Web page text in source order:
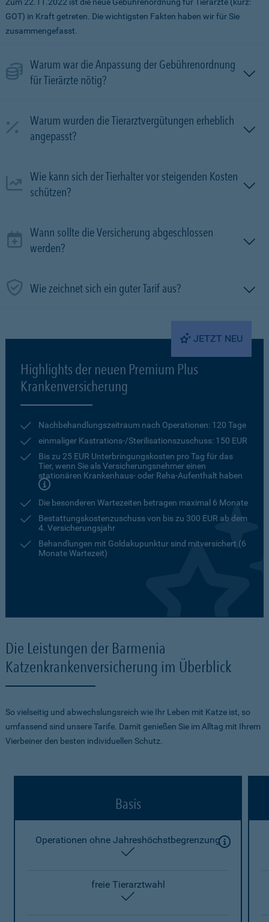
GOT) in Kraft getreten. Die wichtigsten Fakten haben wir für Sie
zusammengefasst.
Warum war die Anpassung der Gebührenordnung
für Tierärzte nötig?
Warum wurden die Tierarztvergütungen erheblich
angepasst?
Wie kann sich der Tierhalter vor steigenden Kosten
schützen?
Wann sollte die Versicherung abgeschlossen
werden?
Wie zeichnet sich ein guter Tarif aus?
JETZT NEU
Highlights der neuen Premium Plus
Krankenversicherung
Nachbehandlungszeitraum nach Operationen: 120 Tage
einmaliger Kastrations-/Sterilisationszuschuss: 150 EUR
Bis zu 25 EUR Unterbringungskosten pro Tag für das
Tier, wenn Sie als Versicherungsnehmer einen
stationären Krankenhaus- oder Reha-Aufenthalt haben
Die besonderen Wartezeiten betragen maximal 6 Monate
Bestattungskostenzuschuss von bis zu 300 EUR ab dem
4. Versicherungsjahr
Behandlungen mit Goldakupunktur sind mitversichert (6
Monate Wartezeit)
Die Leistungen der Barmenia
Katzenkrankenversicherung im Überblick
So vielseitig und abwechslungsreich wie Ihr Leben mit Katze ist, so
umfassend sind unsere Tarife. Damit genießen Sie im Alltag mit Ihrem
Vierbeiner den besten individuellen Schutz.
Basis
Operationen ohne Jahreshöchstbegrenzung
freie Tierarztwahl